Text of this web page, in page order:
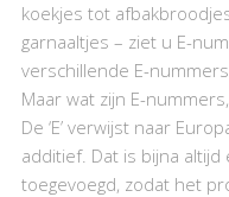
koekjes tot
garnaaltjes – ziet u E-
verschillende E-
Maar wat zijn E-
De ‘E’ verwijst naar
additief. Dat is bijna
toegevoegd, zodat het